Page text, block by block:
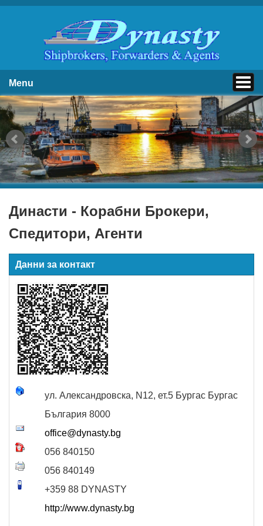
Menu
Династи - Корабни Брокери,
Спедитори, Агенти
Данни за контакт
ул. Александровска, N12, ет.5 Бургас Бургас
България 8000
office@dynasty.bg
056 840150
056 840149
+359 88 DYNASTY
http://www.dynasty.bg